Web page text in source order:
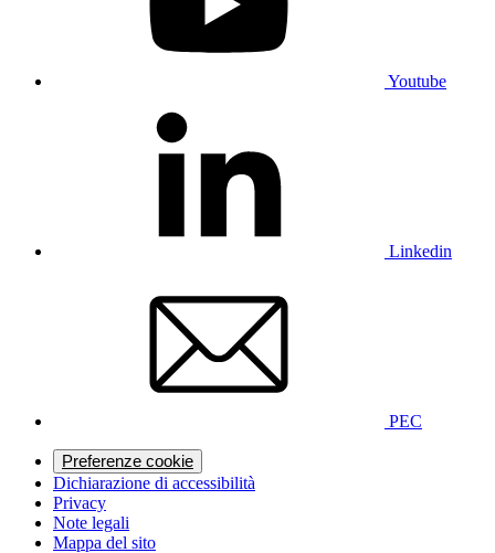
Youtube
Linkedin
PEC
Preferenze cookie
Dichiarazione di accessibilità
Privacy
Note legali
Mappa del sito